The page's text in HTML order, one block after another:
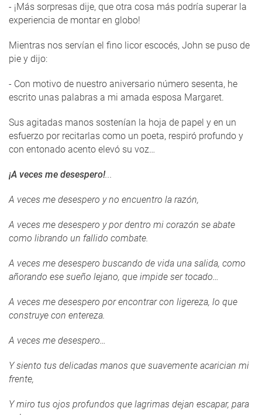
- ¡Más sorpresas dije, que otra cosa más podría superar la
experiencia de montar en globo!
Mientras nos servían el fino licor escocés, John se puso de
pie y dijo:
- Con motivo de nuestro aniversario número sesenta, he
escrito unas palabras a mi amada esposa Margaret.
Sus agitadas manos sostenían la hoja de papel y en un
esfuerzo por recitarlas como un poeta, respiró profundo y
con entonado acento elevó su voz…
¡A veces me desespero!...
A veces me desespero y no encuentro la razón,
A veces me desespero y por dentro mi corazón se abate
como librando un fallido combate.
A veces me desespero buscando de vida una salida, como
añorando ese sueño lejano, que impide ser tocado…
A veces me desespero por encontrar con ligereza, lo que
construye con entereza.
A veces me desespero…
Y siento tus delicadas manos que suavemente acarician mi
frente,
Y miro tus ojos profundos que lagrimas dejan escapar, para